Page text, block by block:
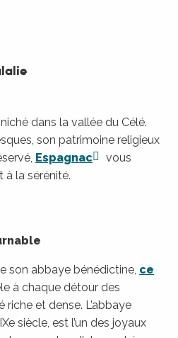
dans la vallée du Célé.
son patrimoine religieux
Espagnac
vous
à la sérénité.
son abbaye bénédictine, ce
à chaque détour des
riche et dense. L’abbaye
siècle, est l’un des joyaux